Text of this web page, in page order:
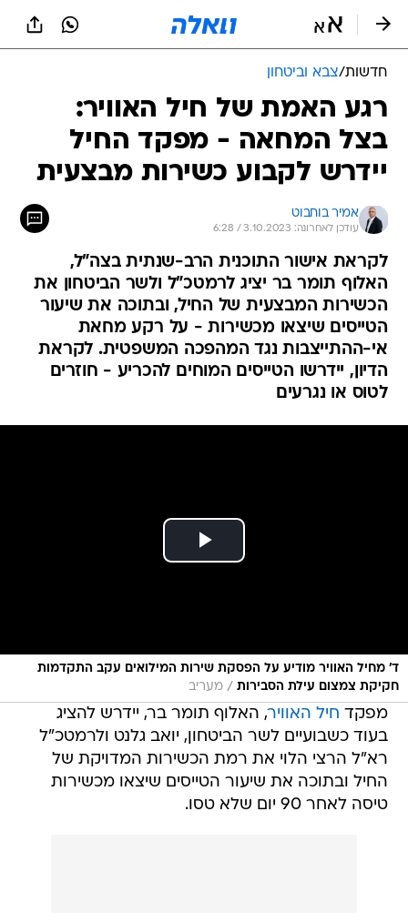
חדשות/צבא וביטחון
רגע האמת של חיל האוויר:
בצל המחאה - מפקד החיל
יידרש לקבוע כשירות מבצעית
אמיר בוחבוט
עודכן לאחרונה: 3.10.2023 / 6:28
לקראת אישור התוכנית הרב-שנתית בצה"ל,
האלוף תומר בר יציג לרמטכ"ל ולשר הביטחון את
הכשירות המבצעית של החיל, ובתוכה את שיעור
הטייסים שיצאו מכשירות - על רקע מחאת
אי-ההתייצבות נגד המהפכה המשפטית. לקראת
הדיון, יידרשו הטייסים המוחים להכריע - חוזרים
לטוס או נגרעים
ד' מחיל האוויר מודיע על הפסקת שירות המילואים עקב התקדמות
חקיקת צמצום עילת הסבירות / מעריב
מפקד חיל האוויר, האלוף תומר בר, יידרש להציג
בעוד כשבועיים לשר הביטחון, יואב גלנט ולרמטכ"ל
רא"ל הרצי הלוי את רמת הכשירות המדויקת של
החיל ובתוכה את שיעור הטייסים שיצאו מכשירות
טיסה לאחר 90 יום שלא טסו.